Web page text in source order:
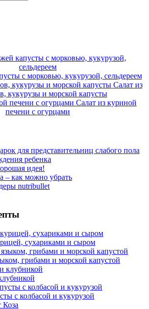
с морковью, кукурузой, сельдереем
Салат из
кукурузы и морской капусты
Салат из куриной
печени с огурцами
для представительниц слабого пола
ребенка
идея!
– как можно убрать
nutribullet
сухариками и сыром
грибами и морской капустой
с колбасой и кукурузой